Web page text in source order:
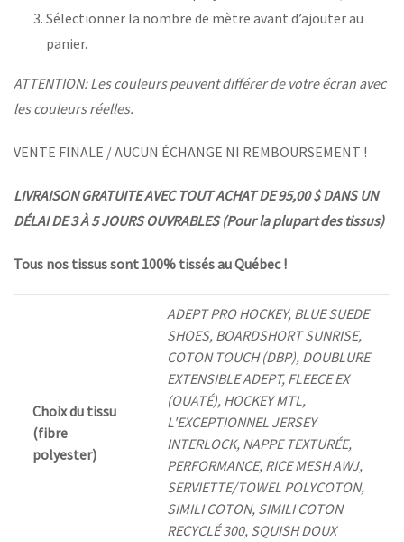
Sélectionner la nombre de mètre avant d’ajouter au
panier.
ATTENTION: Les couleurs peuvent différer de votre écran avec
les couleurs réelles.
VENTE FINALE / AUCUN ÉCHANGE NI REMBOURSEMENT !
LIVRAISON GRATUITE AVEC TOUT ACHAT DE 95,00 $ DANS UN
DÉLAI DE 3 À 5 JOURS OUVRABLES (Pour la plupart des tissus)
Tous nos tissus sont 100% tissés au Québec !
Choix du tissu
(fibre
polyester)
ADEPT PRO HOCKEY, BLUE SUEDE
SHOES, BOARDSHORT SUNRISE,
COTON TOUCH (DBP), DOUBLURE
EXTENSIBLE ADEPT, FLEECE EX
(OUATÉ), HOCKEY MTL,
L'EXCEPTIONNEL JERSEY
INTERLOCK, NAPPE TEXTURÉE,
PERFORMANCE, RICE MESH AWJ,
SERVIETTE/TOWEL POLYCOTON,
SIMILI COTON, SIMILI COTON
RECYCLÉ 300, SQUISH DOUX